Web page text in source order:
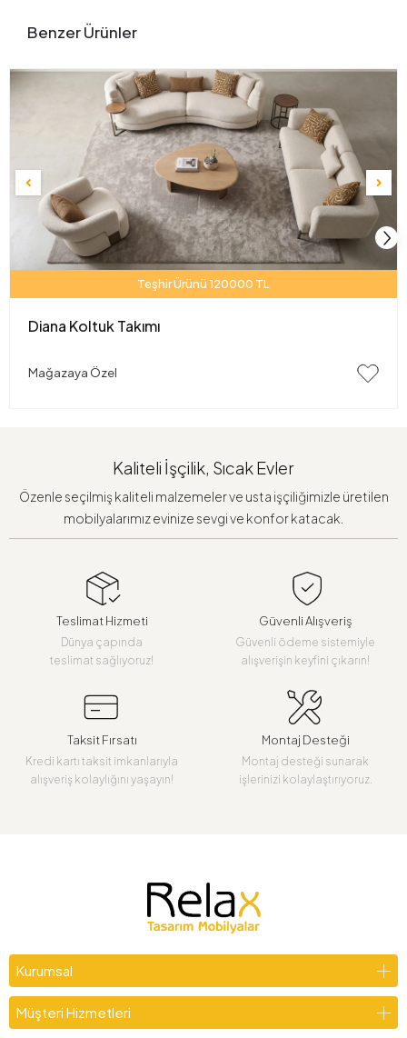
Benzer Ürünler
Teşhir Ürünü 120000 TL
Diana Koltuk Takımı
Mağazaya Özel
Kaliteli İşçilik, Sıcak Evler
Özenle seçilmiş kaliteli malzemeler ve usta işçiliğimizle üretilen
mobilyalarımız evinize sevgi ve konfor katacak.
Teslimat Hizmeti
Dünya çapında
teslimat sağlıyoruz!
Güvenli Alışveriş
Güvenli ödeme sistemiyle
alışverişin keyfini çıkarın!
Taksit Fırsatı
Kredi kartı taksit imkanlarıyla
alışveriş kolaylığını yaşayın!
Montaj Desteği
Montaj desteği sunarak
işlerinizi kolaylaştırıyoruz.
Kurumsal
Müşteri Hizmetleri